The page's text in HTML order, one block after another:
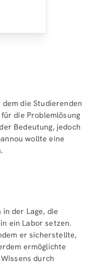
die Studierenden
die Problemlösung
Bedeutung, jedoch
wollte eine
der Lage, die
ein Labor setzen.
er sicherstellte,
ermöglichte
durch